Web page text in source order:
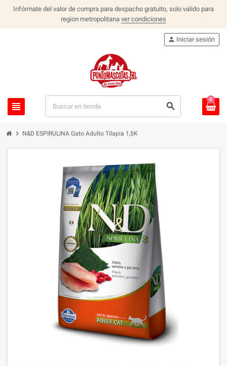
Infórmate del valor de compra para despacho gratuito, solo valido para
region metropolitana ver condiciones
view_headline search
person Iniciar sesión
0
chevron_right N&D ESPIRULINA Gato Adulto Tilapia 1,5K